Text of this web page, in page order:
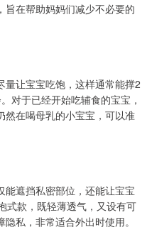
在帮助妈妈们减少不必要的
让宝宝吃饱，这样通常能撑2
对于已经开始吃辅食的宝宝，
然在喝母乳的小宝宝，可以准
遮挡私密部位，还能让宝宝
式款，既轻薄透气，又设有可
私，非常适合外出时使用。